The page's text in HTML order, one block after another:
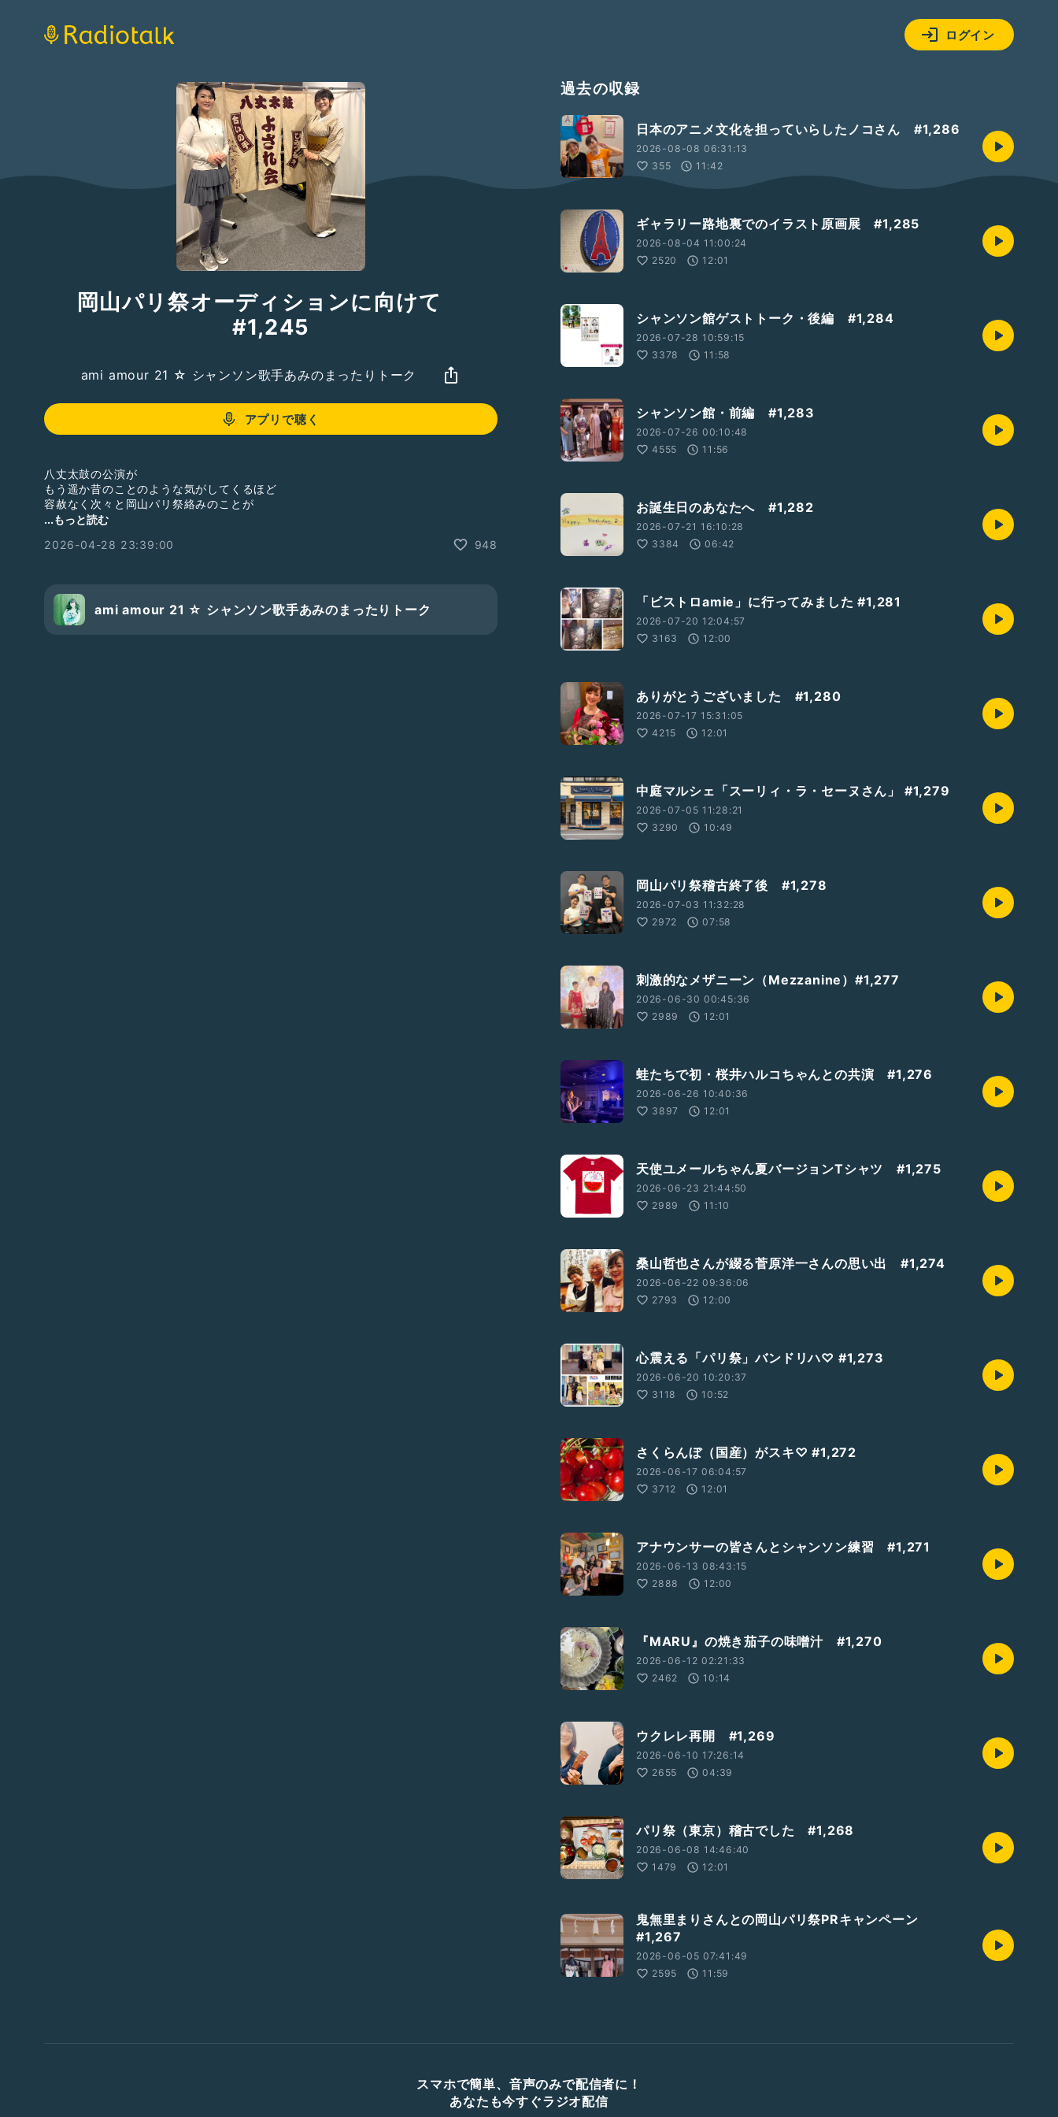
ログイン
岡山パリ祭オーディションに向けて
#1,245
ami amour 21 ☆ シャンソン歌手あみのまったりトーク
アプリで聴く
八丈太鼓の公演が
もう遥か昔のことのような気がしてくるほど
容赦なく次々と岡山パリ祭絡みのことが
押し寄せてきています
いよいよですち
チケットございます
...もっと読む
2026-04-28 23:39:00
948
ami amour 21 ☆ シャンソン歌手あみのまったりトーク
過去の収録
日本のアニメ文化を担っていらしたノコさん #1,286
2026-08-08 06:31:13
355
11:42
ギャラリー路地裏でのイラスト原画展 #1,285
2026-08-04 11:00:24
2520
12:01
シャンソン館ゲストトーク・後編 #1,284
2026-07-28 10:59:15
3378
11:58
シャンソン館・前編 #1,283
2026-07-26 00:10:48
4555
11:56
お誕生日のあなたへ #1,282
2026-07-21 16:10:28
3384
06:42
「ビストロamie」に行ってみました #1,281
2026-07-20 12:04:57
3163
12:00
ありがとうございました #1,280
2026-07-17 15:31:05
4215
12:01
中庭マルシェ「スーリィ・ラ・セーヌさん」 #1,279
2026-07-05 11:28:21
3290
10:49
岡山パリ祭稽古終了後 #1,278
2026-07-03 11:32:28
2972
07:58
刺激的なメザニーン（Mezzanine）#1,277
2026-06-30 00:45:36
2989
12:01
蛙たちで初・桜井ハルコちゃんとの共演 #1,276
2026-06-26 10:40:36
3897
12:01
天使ユメールちゃん夏バージョンTシャツ #1,275
2026-06-23 21:44:50
2989
11:10
桑山哲也さんが綴る菅原洋一さんの思い出 #1,274
2026-06-22 09:36:06
2793
12:00
心震える「パリ祭」バンドリハ♡ #1,273
2026-06-20 10:20:37
3118
10:52
さくらんぼ（国産）がスキ♡ #1,272
2026-06-17 06:04:57
3712
12:01
アナウンサーの皆さんとシャンソン練習 #1,271
2026-06-13 08:43:15
2888
12:00
『MARU』の焼き茄子の味噌汁 #1,270
2026-06-12 02:21:33
2462
10:14
ウクレレ再開 #1,269
2026-06-10 17:26:14
2655
04:39
パリ祭（東京）稽古でした #1,268
2026-06-08 14:46:40
1479
12:01
鬼無里まりさんとの岡山パリ祭PRキャンペーン
#1,267
2026-06-05 07:41:49
2595
11:59
スマホで簡単、音声のみで配信者に！
あなたも今すぐラジオ配信